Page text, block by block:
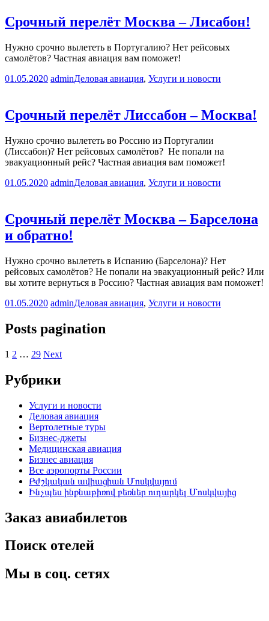
Срочный перелёт Москва – Лисабон!
Нужно срочно вылететь в Португалию? Нет рейсовых
самолётов? Частная авиация вам поможет!
01.05.2020 adminДеловая авиация, Услуги и новости
Срочный перелёт Лиссабон – Москва!
Нужно срочно вылететь во Россию из Португалии
(Лиссабон)? Нет рейсовых самолётов? Не попали на
эвакуационный рейс? Частная авиация вам поможет!
01.05.2020 adminДеловая авиация, Услуги и новости
Срочный перелёт Москва – Барселона
и обратно!
Нужно срочно вылететь в Испанию (Барселона)? Нет
рейсовых самолётов? Не попали на эвакуационный рейс? Или
вы хотите вернуться в Россию? Частная авиация вам поможет!
01.05.2020 adminДеловая авиация, Услуги и новости
Posts pagination
1 2 … 29 Next
Рубрики
Услуги и новости
Деловая авиация
Вертолетные туры
Бизнес-джеты
Медицинская авиация
Бизнес авиация
Все аэропорты России
Բժշկական ավիացիան Մոսկվայում
Ինչպես ինքնաթիռով բեռներ ուղարկել Մոսկվայից
Заказ авиабилетов
Поиск отелей
Мы в соц. сетях